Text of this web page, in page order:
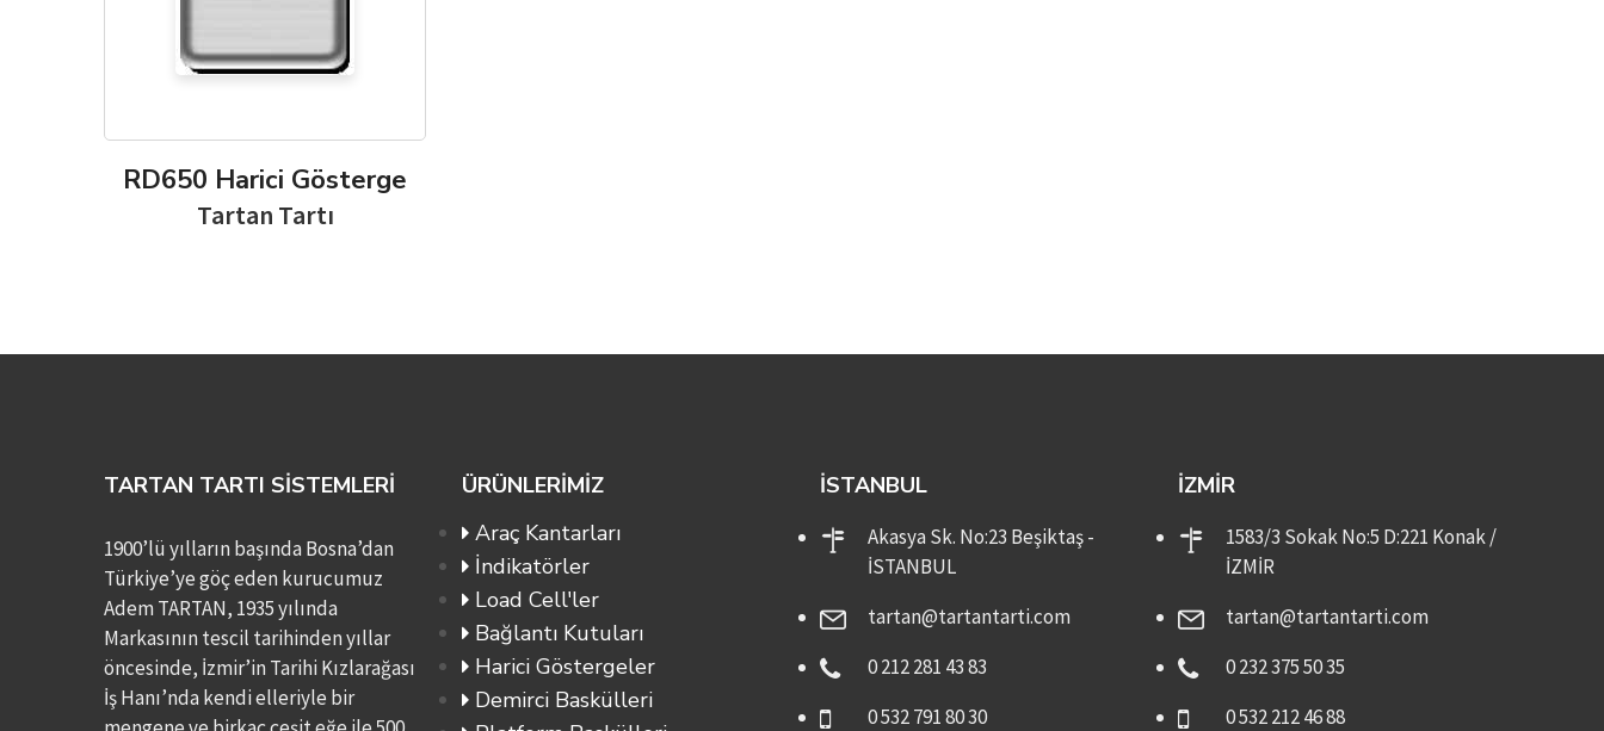
RD650 Harici Gösterge
Tartan Tartı
TARTAN TARTI SİSTEMLERİ
1900’lü yılların başında Bosna’dan
Türkiye’ye göç eden kurucumuz
Adem TARTAN, 1935 yılında
Markasının tescil tarihinden yıllar
öncesinde, İzmir’in Tarihi Kızlarağası
İş Hanı’nda kendi elleriyle bir
ÜRÜNLERİMİZ
Araç Kantarları
İndikatörler
Load Cell'ler
Bağlantı Kutuları
Harici Göstergeler
Demirci Baskülleri
İSTANBUL
Akasya Sk. No:23 Beşiktaş -
İSTANBUL
tartan@tartantarti.com
0 212 281 43 83
0 532 791 80 30
İZMIR
1583/3 Sokak No:5 D:221 Konak /
İZMİR
tartan@tartantarti.com
0 232 375 50 35
0 532 212 46 88